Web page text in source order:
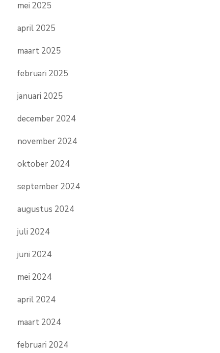
mei 2025
april 2025
maart 2025
februari 2025
januari 2025
december 2024
november 2024
oktober 2024
september 2024
augustus 2024
juli 2024
juni 2024
mei 2024
april 2024
maart 2024
februari 2024